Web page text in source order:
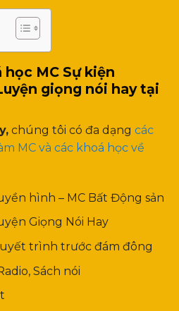
MC Sự kiện
giọng nói hay tại
chúng tôi có đa dạng các
MC và các khoá học về
hình – MC Bất Động sản
Giọng Nói Hay
trình trước đám đông
Sách nói